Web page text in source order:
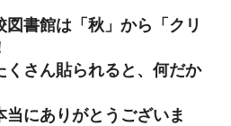
書館は「秋」から「クリ
くさん貼られると、何だか
にありがとうございま